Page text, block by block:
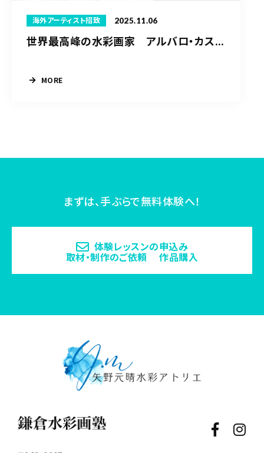
海外アーティスト招致 2025.11.06
世界最高峰の水彩画家 アルバロ・カス...
MORE
まずは、手ぶらで無料体験へ！
体験レッスンの申込み
取材・制作のご依頼 作品購入